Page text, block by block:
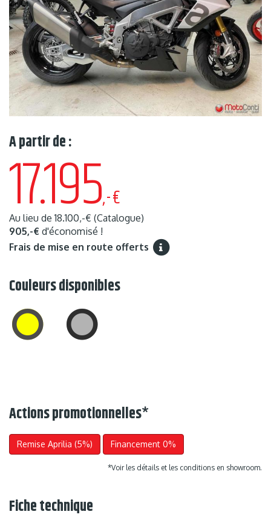
A partir de :
17.195,-€
Au lieu de18.100,-€ (Catalogue)
905,-€ d'économisé !
Frais de mise en route offerts
Couleurs disponibles
Actions promotionnelles*
Remise Aprilia (5%) Financement 0%
*Voir les détails et les conditions en showroom.
Fiche technique